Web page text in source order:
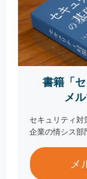
書籍「
メ
セキュリティ対
企業の情シス部
メ